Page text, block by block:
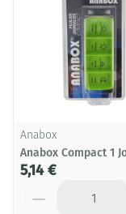
Anabox
Anabox Compact 1
5,14 €